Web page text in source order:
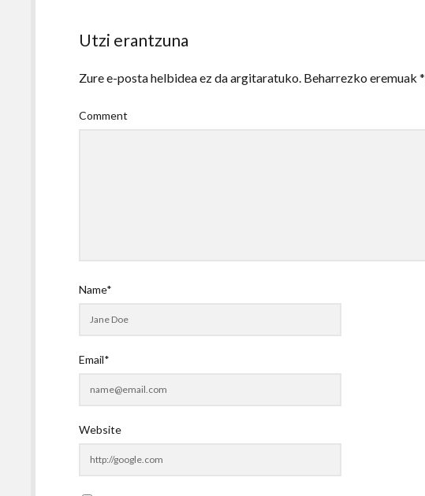
Utzi erantzuna
Zure e-posta helbidea ez da argitaratuko. Beharrezko eremuak*
Comment
Name*
Email*
Website